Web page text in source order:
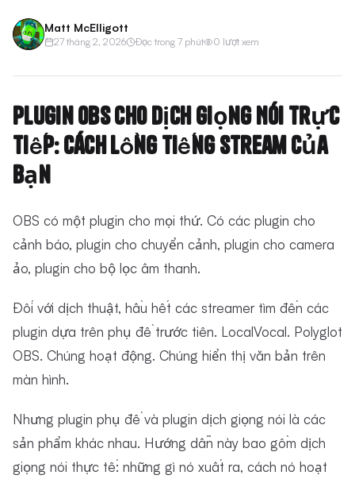
Matt McElligott
27 tháng 2, 2026 Đọc trong 7 phút 0 lượt xem
Plugin OBS cho Dịch Giọng Nói Trực
Tiếp: Cách Lồng Tiếng Stream Của
Bạn
OBS có một plugin cho mọi thứ. Có các plugin cho
cảnh báo, plugin cho chuyển cảnh, plugin cho camera
ảo, plugin cho bộ lọc âm thanh.
Đối với dịch thuật, hầu hết các streamer tìm đến các
plugin dựa trên phụ đề trước tiên. LocalVocal. Polyglot
OBS. Chúng hoạt động. Chúng hiển thị văn bản trên
màn hình.
Nhưng plugin phụ đề và plugin dịch giọng nói là các
sản phẩm khác nhau. Hướng dẫn này bao gồm dịch
giọng nói thực tế: những gì nó xuất ra, cách nó hoạt